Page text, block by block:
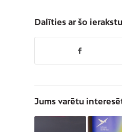
Dalīties ar šo ierakstu
Jums varētu